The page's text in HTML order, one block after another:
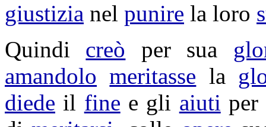
giustizia nel punire la loro
Quindi creò per sua
amandolo meritasse la
diede il fine e gli aiuti per